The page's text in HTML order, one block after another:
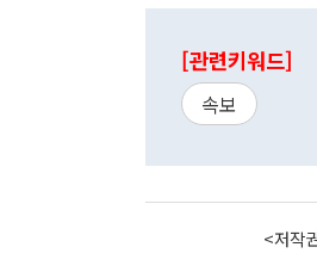
[관련키워드]
속보
<저작